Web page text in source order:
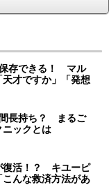
存できる！ マル
才ですか」「発想
長持ち？ まるご
ニックとは
復活！？ キユーピ
んな救済方法があ